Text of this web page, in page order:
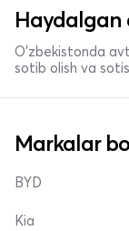
O'zbekistonda
sotib olish va
Markalar
BYD
Kia